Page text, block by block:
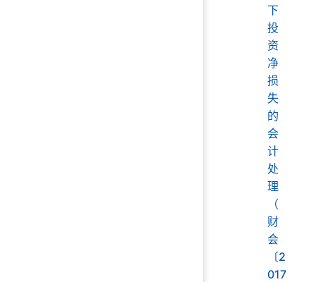
下
投
资
净
损
失
的
会
计
处
理
（
财
会
〔2
017